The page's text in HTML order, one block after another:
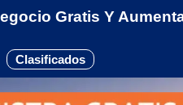
Gratis Y
Clasificados